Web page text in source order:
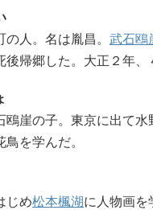
人。名は胤昌。 武石鴎
帰郷した。大正２年、
鴎崖の子。東京に出て水
を学んだ。
じめ松本楓湖に人物画を